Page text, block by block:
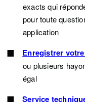
exacts qui
pour toute
application
Enregistrer
ou plusieurs
égal
Service